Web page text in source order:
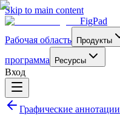
Skip to main content
FigPad
Рабочая область
Продукты
программа
Ресурсы
Вход
Графические аннотации